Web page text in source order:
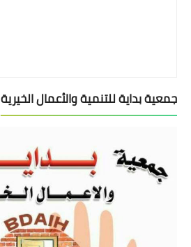
جمعية بداية للتنمية والأعمال الخيرية